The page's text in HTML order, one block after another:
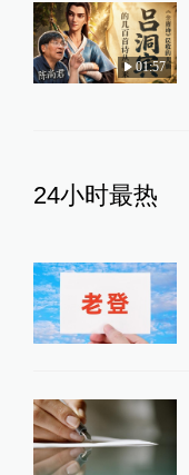
01:57
24小时最热